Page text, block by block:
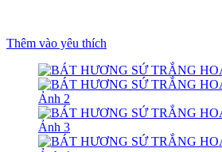
Thêm vào yêu thích